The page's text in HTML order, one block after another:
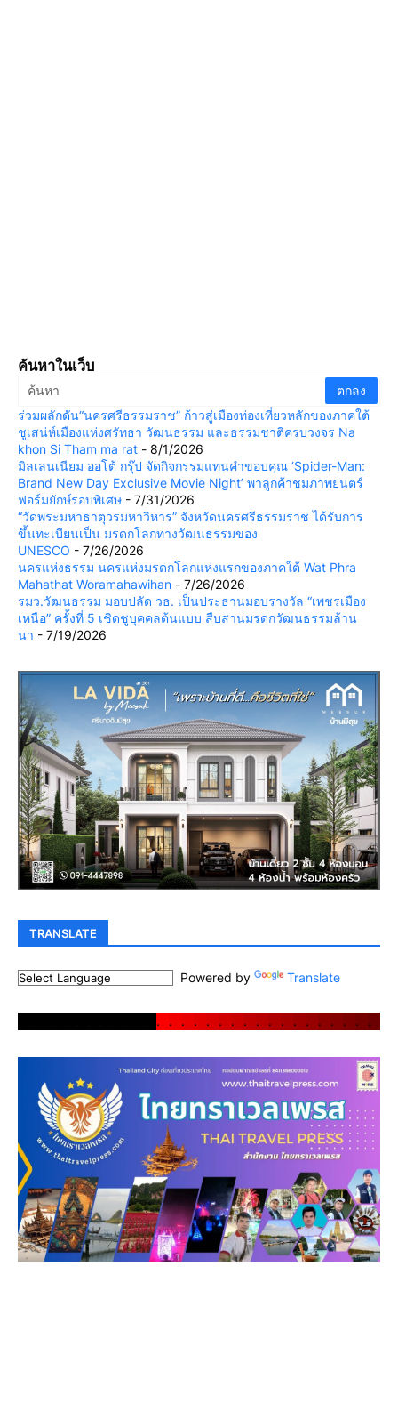
ค้นหาในเว็บ
ร่วมผลักดัน“นครศรีธรรมราช” ก้าวสู่เมืองท่องเที่ยวหลักของภาคใต้
ชูเสน่ห์เมืองแห่งศรัทธา วัฒนธรรม และธรรมชาติครบวงจร Na
khon Si Tham ma rat - 8/1/2026
มิลเลนเนียม ออโต้ กรุ๊ป จัดกิจกรรมแทนคำขอบคุณ ‘Spider-Man:
Brand New Day Exclusive Movie Night’ พาลูกค้าชมภาพยนตร์
ฟอร์มยักษ์รอบพิเศษ - 7/31/2026
“วัดพระมหาธาตุวรมหาวิหาร” จังหวัดนครศรีธรรมราช ได้รับการ
ขึ้นทะเบียนเป็น มรดกโลกทางวัฒนธรรมของ
UNESCO - 7/26/2026
นครแห่งธรรม นครแห่งมรดกโลกแห่งแรกของภาคใต้ Wat Phra
Mahathat Woramahawihan - 7/26/2026
รมว.วัฒนธรรม มอบปลัด วธ. เป็นประธานมอบรางวัล “เพชรเมือง
เหนือ” ครั้งที่ 5 เชิดชูบุคคลต้นแบบ สืบสานมรดกวัฒนธรรมล้าน
นา - 7/19/2026
TRANSLATE
Powered by Translate
. . . . . . . . . . . . . . . . . .